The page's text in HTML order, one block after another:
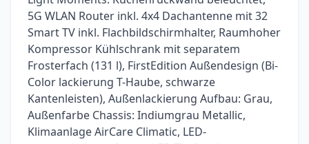
5G WLAN Router inkl. 4x4 Dachantenne mit 32
Smart TV inkl. Flachbildschirmhalter, Raumhoher
Kompressor Kühlschrank mit separatem
Frosterfach (131 l), FirstEdition Außendesign (Bi-
Color lackierung T-Haube, schwarze
Kantenleisten), Außenlackierung Aufbau: Grau,
Außenfarbe Chassis: Indiumgrau Metallic,
Klimaanlage AirCare Climatic, LED-